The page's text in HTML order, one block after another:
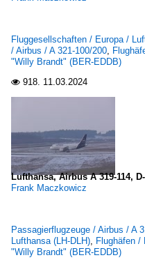
757
Fluggesellschaften / Europa /
/ Airbus / A 321-100/200,
"Willy Brandt" (BER-EDDB)
 918. 11.03.2024
Lufthansa, Airbus A 319-114,
Frank Maczkowicz
Passagierflugzeuge / Airbus / A
Lufthansa (LH-DLH), Flughäfen /
"Willy Brandt" (BER-EDDB)